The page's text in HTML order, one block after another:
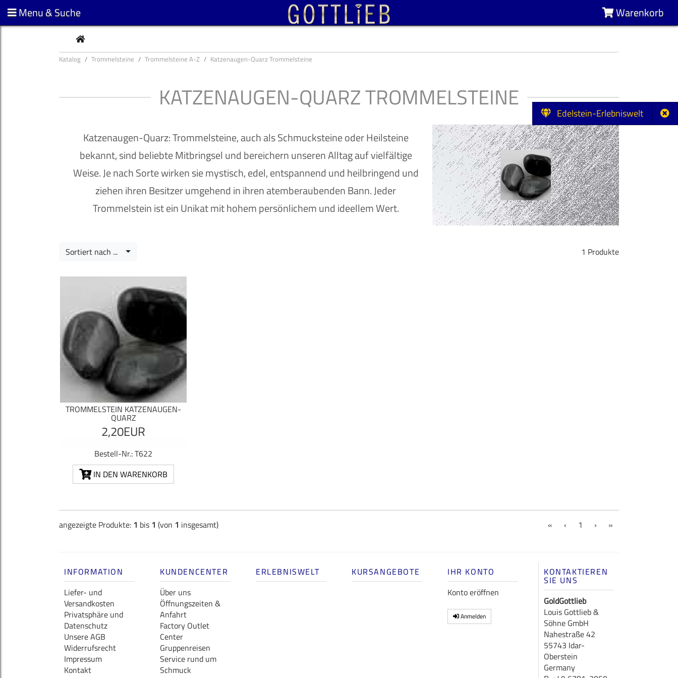
Edelstein-Erlebniswelt
Menu & Suche Warenkorb
CURRENT
Katalog Trommelsteine Trommelsteine A-Z Katzenaugen-Quarz Trommelsteine
KATZENAUGEN-QUARZ TROMMELSTEINE
Katzenaugen-Quarz: Trommelsteine, auch als Schmucksteine oder Heilsteine
bekannt, sind beliebte Mitbringsel und bereichern unseren Alltag auf vielfältige
Weise. Je nach Sorte wirken sie mystisch, edel, entspannend und heilbringend und
ziehen ihren Besitzer umgehend in ihren atemberaubenden Bann. Jeder
Trommelstein ist ein Unikat mit hohem persönlichem und ideellem Wert.
1 Produkte
Sortiert nach ...
TROMMELSTEIN KATZENAUGEN-
QUARZ
2,20EUR
Bestell-Nr.: T622
IN DEN WARENKORB
angezeigte Produkte: 1 bis 1 (von 1 insgesamt) « ‹ 1 (current)
› »
INFORMATION
Liefer- und
Versandkosten
Privatsphäre und
Datenschutz
Unsere AGB
Widerrufsrecht
Impressum
Kontakt
KUNDENCENTER
Über uns
Öffnungszeiten &
Anfahrt
Factory Outlet
Center
Gruppenreisen
Service rund um
Schmuck
ERLEBNISWELT KURSANGEBOTE
IHR KONTO
Konto eröffnen
Anmelden
KONTAKTIEREN
SIE UNS
GoldGottlieb
Louis Gottlieb &
Söhne GmbH
Nahestraße 42
55743 Idar-
Oberstein
Germany